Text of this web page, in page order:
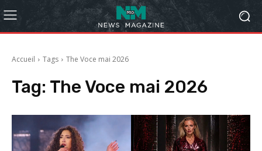
Accueil Tags The Voce mai 2026
Tag: The Voce mai 2026